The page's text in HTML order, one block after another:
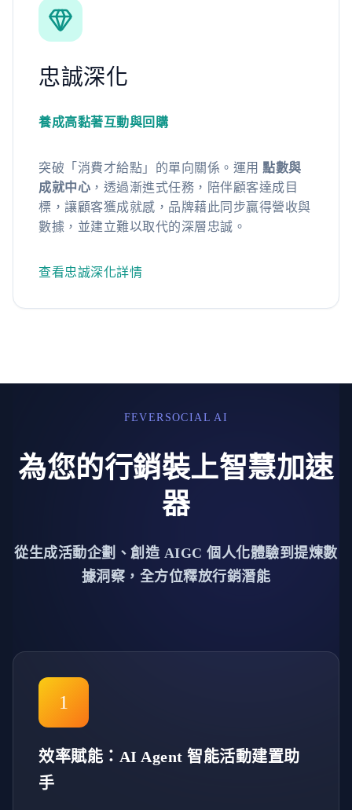
忠誠深化
養成高黏著互動與回購
突破「消費才給點」的單向關係。運用 點數與
成就中心 ，透過漸進式任務，陪伴顧客達成目
標，讓顧客獲成就感，品牌藉此同步贏得營收與
數據，並建立難以取代的深層忠誠。
查看忠誠深化詳情
FEVERSOCIAL AI
為您的行銷裝上智慧加速
器
從生成活動企劃、創造 AIGC 個人化體驗到提煉數
據洞察，全方位釋放行銷潛能
1
效率賦能：AI Agent 智能活動建置助
手